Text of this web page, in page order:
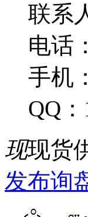
联系
电话
手机
QQ
现现货
发布询